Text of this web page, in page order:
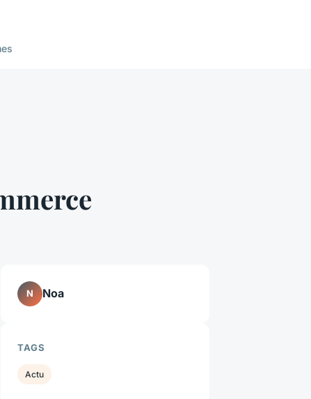
N Noa
TAGS
Actu